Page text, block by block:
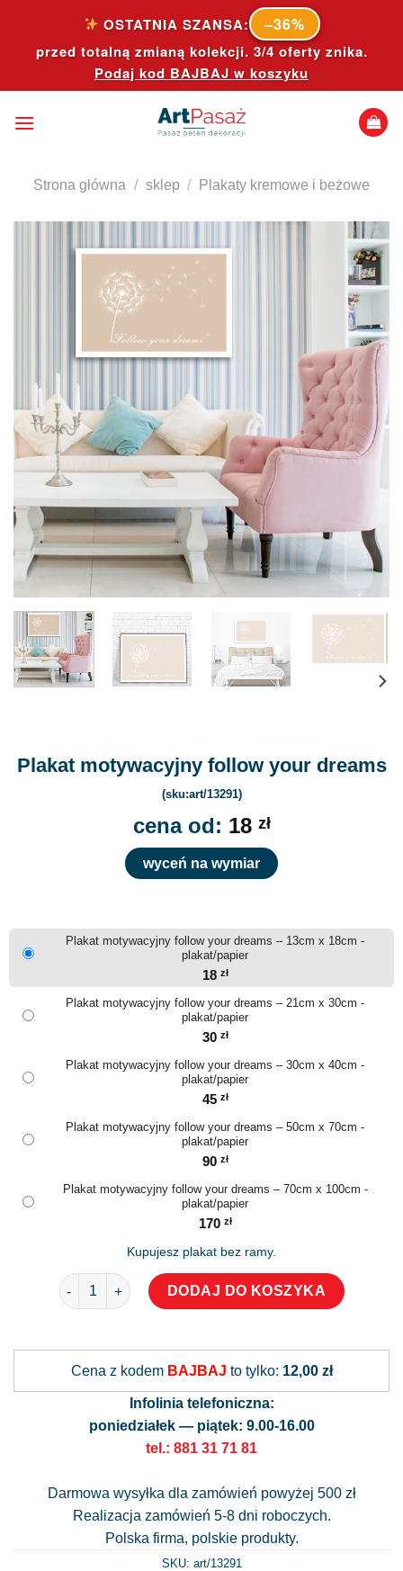
content
OSTATNIA SZANSA: –36%
przed totalną zmianą kolekcji. 3/4 oferty znika.
Podaj kod BAJBAJ w koszyku
Strona główna / sklep / Plakaty kremowe i beżowe
Plakat motywacyjny follow your dreams
(sku:art/13291)
cena od: 18 zł
wyceń na wymiar
Plakat motywacyjny follow your dreams – 13cm x 18cm -
plakat/papier
18 zł
Plakat motywacyjny follow your dreams – 21cm x 30cm -
plakat/papier
30 zł
Plakat motywacyjny follow your dreams – 30cm x 40cm -
plakat/papier
45 zł
Plakat motywacyjny follow your dreams – 50cm x 70cm -
plakat/papier
90 zł
Plakat motywacyjny follow your dreams – 70cm x 100cm -
plakat/papier
170 zł
Kupujesz plakat bez ramy.
ilość Plakat motywacyjny follow your dreams
DODAJ DO KOSZYKA
Cena z kodem BAJBAJ to tylko: 12,00 zł
Infolinia telefoniczna:
poniedziałek — piątek: 9.00-16.00
tel.: 881 31 71 81
Darmowa wysyłka dla zamówień powyżej 500 zł
Realizacja zamówień 5-8 dni roboczych.
Polska firma, polskie produkty.
SKU: art/13291